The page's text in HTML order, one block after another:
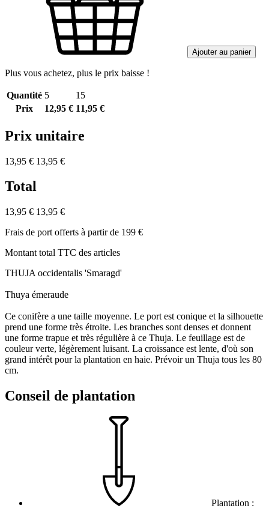
Ajouter au panier
Plus vous achetez, plus le prix baisse !
Quantité 5
15
Prix
12,95 € 11,95 €
Prix unitaire
13,95 € 13,95 €
Total
13,95 € 13,95 €
Frais de port offerts à partir de 199 €
Montant total TTC des articles
THUJA occidentalis 'Smaragd'
Thuya émeraude
Ce conifère a une taille moyenne. Le port est conique et la silhouette
prend une forme très étroite. Les branches sont denses et donnent
une forme trapue et très régulière à ce Thuja. Le feuillage est de
couleur verte, légèrement luisant. La croissance est lente, d'où son
grand intérêt pour la plantation en haie. Prévoir un Thuja tous les 80
cm.
Conseil de plantation
Plantation :